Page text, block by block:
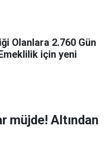
Olanlara 2.760 Gün
için yeni
müjde! Altından